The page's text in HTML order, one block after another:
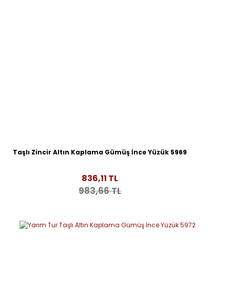
Taşlı Zincir Altın Kaplama Gümüş İnce Yüzük 5969
836,11 TL
983,66 TL